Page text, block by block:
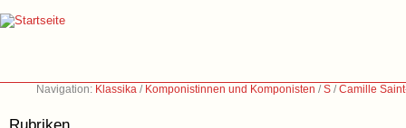
Navigation: Klassika / Komponistinnen und Komponisten /S /Camille
Rubriken